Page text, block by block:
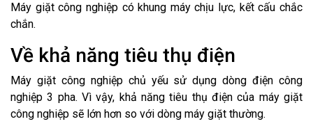
Máy giặt công nghiệp có khung máy chịu lực, kết cấu chắc
chắn.
Về khả năng tiêu thụ điện
Máy giặt công nghiệp chủ yếu sử dụng dòng điện công
nghiệp 3 pha. Vì vậy, khả năng tiêu thụ điện của máy giặt
công nghiệp sẽ lớn hơn so với dòng máy giặt thường.